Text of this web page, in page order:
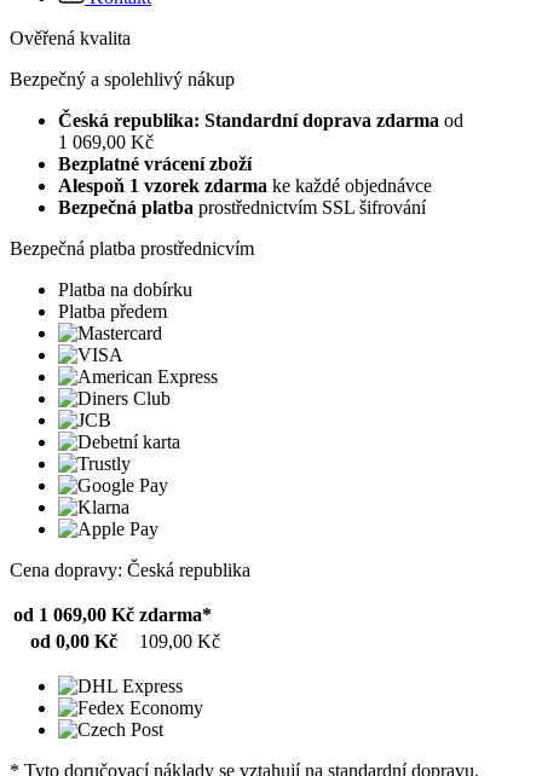
Ověřená kvalita
Bezpečný a spolehlivý nákup
Česká republika: Standardní doprava zdarma od
1 069,00 Kč
Bezplatné vrácení zboží
Alespoň 1 vzorek zdarma ke každé objednávce
Bezpečná platba prostřednictvím SSL šifrování
Bezpečná platba prostřednicvím
Platba na dobírku
Platba předem
Cena dopravy: Česká republika
od 1 069,00 Kč zdarma*
od 0,00 Kč
109,00 Kč
* Tyto doručovací náklady se vztahují na standardní dopravu.